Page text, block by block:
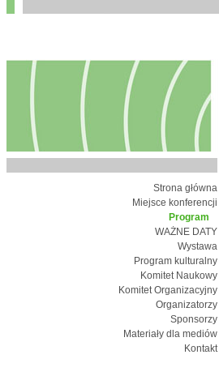
Strona główna
Miejsce konferencji
Program
WAŻNE DATY
Wystawa
Program kulturalny
Komitet Naukowy
Komitet Organizacyjny
Organizatorzy
Sponsorzy
Materiały dla mediów
Kontakt